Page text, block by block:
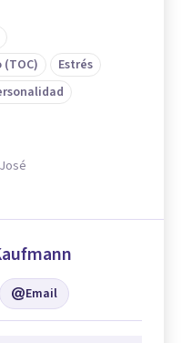
Estrés
Email